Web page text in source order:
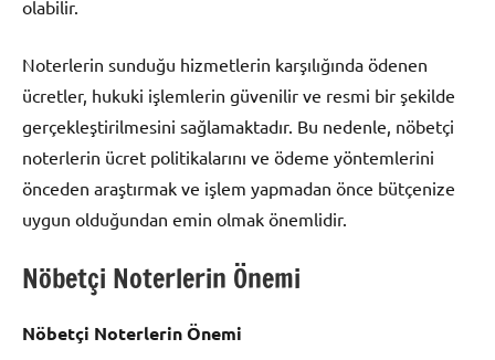
olabilir.
Noterlerin sunduğu hizmetlerin karşılığında ödenen
ücretler, hukuki işlemlerin güvenilir ve resmi bir şekilde
gerçekleştirilmesini sağlamaktadır. Bu nedenle, nöbetçi
noterlerin ücret politikalarını ve ödeme yöntemlerini
önceden araştırmak ve işlem yapmadan önce bütçenize
uygun olduğundan emin olmak önemlidir.
Nöbetçi Noterlerin Önemi
Nöbetçi Noterlerin Önemi